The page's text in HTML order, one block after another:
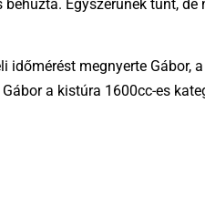
Egyszerűnek tűnt, de
időmérést megnyerte Gábor,
a kistúra 1600cc-es